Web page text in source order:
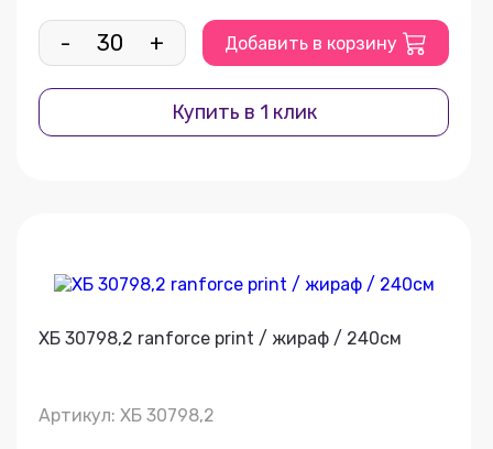
- + Добавить в корзину
Купить в 1 клик
ХБ 30798,2 ranforce print / жираф / 240см
Артикул: ХБ 30798,2